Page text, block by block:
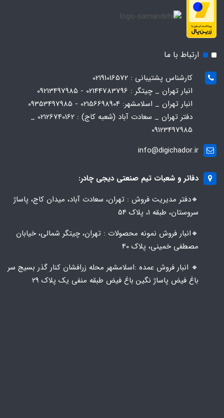
ارتباط با ما
کارشناس پشتیبانی : 02191016572
انبار تهران _ چیتگر : 02144783796 - 09213497985
انبار تهران _ اسلامشهر: 02156698904 - 09353497985
دفتر تهران _ سعادت آباد (شعبه کاج) : 02126740162 _
09123497985
info@digichador.ir
دفاتر و شعبات تیم صنعتی دیجی چادر:
🔸️​​دفتر مدیریت فروش : تهران، سعادت آباد، میدان کاج، پاساژ
سروستان، طبقه 1، پلاک 54
🔸️​​انبار فروش نمونه محصولات : تهران، چیتگر شمالی، خیابان
مصطفی خمینی، پلاک 40
🔸️ انبار فروش عمده :اسلامشهر محله زرافشان کنار گذر بسیج سر
باغ فیض پاساژ نگین باغ فیض طبقه منفی یک پلاک ۲۹